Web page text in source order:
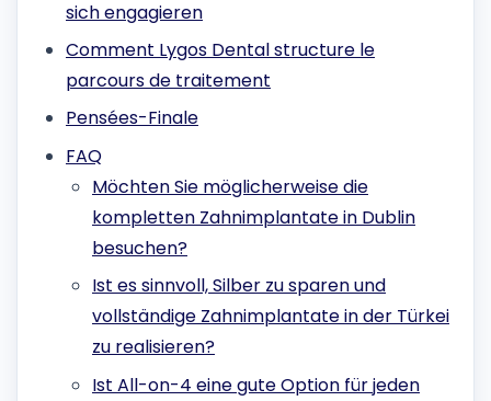
sich engagieren
Comment Lygos Dental structure le
parcours de traitement
Pensées-Finale
FAQ
Möchten Sie möglicherweise die
kompletten Zahnimplantate in Dublin
besuchen?
Ist es sinnvoll, Silber zu sparen und
vollständige Zahnimplantate in der Türkei
zu realisieren?
Ist All-on-4 eine gute Option für jeden